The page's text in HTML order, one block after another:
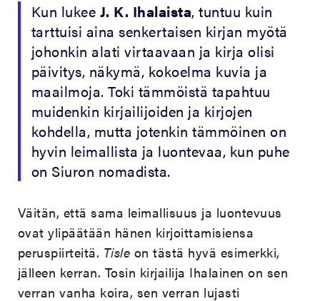
Kun lukee J. K. Ihalaista, tuntuu kuin
tarttuisi aina senkertaisen kirjan myötä
johonkin alati virtaavaan ja kirja olisi
päivitys, näkymä, kokoelma kuvia ja
maailmoja. Toki tämmöistä tapahtuu
muidenkin kirjailijoiden ja kirjojen
kohdella, mutta jotenkin tämmöinen on
hyvin leimallista ja luontevaa, kun puhe
on Siuron nomadista.
Väitän, että sama leimallisuus ja luontevuus
ovat ylipäätään hänen kirjoittamisiensa
peruspiirteitä. Tisle on tästä hyvä esimerkki,
jälleen kerran. Tosin kirjailija Ihalainen on sen
verran vanha koira, sen verran lujasti